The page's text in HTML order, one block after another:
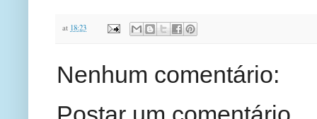
at 18:23
Nenhum comentário: